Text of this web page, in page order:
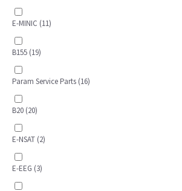
E-MINIC (11)
B155 (19)
Param Service Parts (16)
B20 (20)
E-NSAT (2)
E-EEG (3)